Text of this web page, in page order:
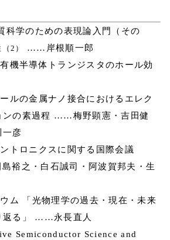
科学のための表現論入門（その
2） ……岸根順一郎
機半導体トランジスタのホール効
ルの金属ナノ接合におけるエレク
ンの素過程 ……梅野顕憲・吉田健
一彦
トロニクスに関する国際会議
裕之・白石誠司・阿波賀邦夫・生
ム 「光物理学の過去・現在・未来
返る」 ……永長直人
Semiconductor Science and